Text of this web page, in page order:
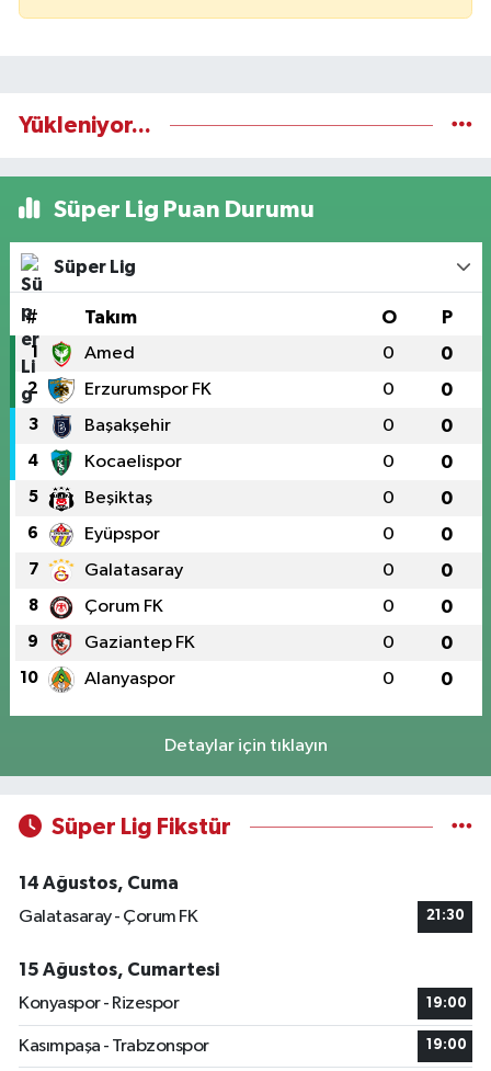
Yükleniyor...
Süper Lig Puan Durumu
Süper Lig
# Takım O P
1 Amed 0 0
2 Erzurumspor FK 0 0
3 Başakşehir 0 0
4 Kocaelispor 0 0
5 Beşiktaş 0 0
6 Eyüpspor 0 0
7 Galatasaray 0 0
8 Çorum FK 0 0
9 Gaziantep FK 0 0
10 Alanyaspor 0 0
Detaylar için tıklayın
Süper Lig Fikstür
14 Ağustos, Cuma
Galatasaray - Çorum FK
21:30
15 Ağustos, Cumartesi
Konyaspor - Rizespor
19:00
Kasımpaşa - Trabzonspor 19:00